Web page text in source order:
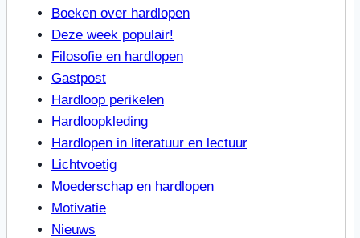
Boeken over hardlopen
Deze week populair!
Filosofie en hardlopen
Gastpost
Hardloop perikelen
Hardloopkleding
Hardlopen in literatuur en lectuur
Lichtvoetig
Moederschap en hardlopen
Motivatie
Nieuws